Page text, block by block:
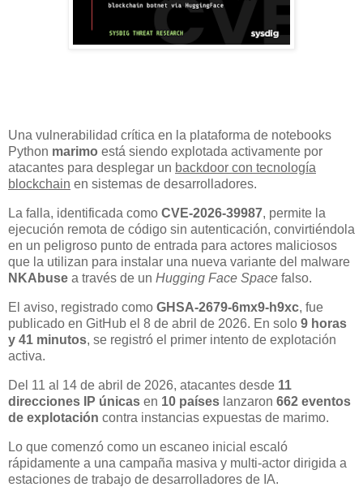
Una vulnerabilidad crítica en la plataforma de notebooks
Python marimo está siendo explotada activamente por
atacantes para desplegar un backdoor con tecnología
blockchain en sistemas de desarrolladores.
La falla, identificada como CVE-2026-39987, permite la
ejecución remota de código sin autenticación, convirtiéndola
en un peligroso punto de entrada para actores maliciosos
que la utilizan para instalar una nueva variante del malware
NKAbuse a través de un Hugging Face Space falso.
El aviso, registrado como GHSA-2679-6mx9-h9xc, fue
publicado en GitHub el 8 de abril de 2026. En solo 9 horas
y 41 minutos, se registró el primer intento de explotación
activa.
Del 11 al 14 de abril de 2026, atacantes desde 11
direcciones IP únicas en 10 países lanzaron 662 eventos
de explotación contra instancias expuestas de marimo.
Lo que comenzó como un escaneo inicial escaló
rápidamente a una campaña masiva y multi-actor dirigida a
estaciones de trabajo de desarrolladores de IA.